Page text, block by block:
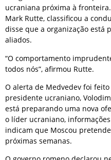
ucraniana próxima à
Mark Rutte, classificou a
disse que a organização está
aliados.
“O comportamento
todos nós”, afirmou Rutte.
O alerta de Medvedev foi
presidente ucraniano,
está preparando uma nova
o líder ucraniano,
indicam que Moscou
próximas semanas.